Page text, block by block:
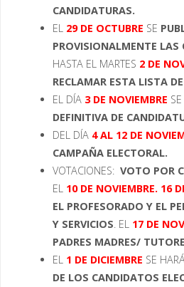
CANDIDATURAS.
EL 29 DE OCTUBRE SE
PROVISIONALMENTE LAS
HASTA EL MARTES 2 DE
RECLAMAR ESTA LISTA
EL DÍA 3 DE NOVIEMBRE
DEFINITIVA DE
DEL DÍA 4 AL 12 DE
CAMPAÑA ELECTORAL.
VOTACIONES:VOTO POR
EL 10 DE NOVIEMBRE. 16
EL PROFESORADO Y EL
Y SERVICIOS . EL 17 DE
PADRES MADRES/
EL 1 DE DICIEMBRE SE
DE LOS CANDIDATOS